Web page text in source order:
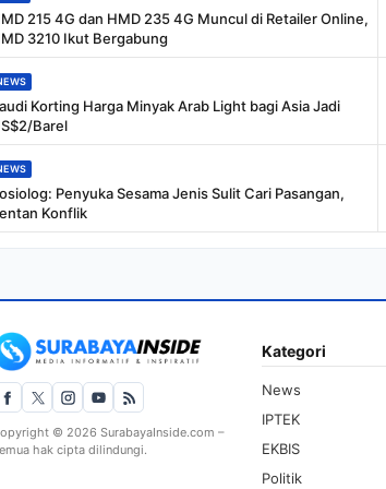
215 4G dan HMD 235 4G Muncul di Retailer Online,
3210 Ikut Bergabung
Korting Harga Minyak Arab Light bagi Asia Jadi
Barel
Penyuka Sesama Jenis Sulit Cari Pasangan,
Konflik
© 2026 SurabayaInside.com –
hak cipta dilindungi.
Kategori
News
IPTEK
EKBIS
Politik